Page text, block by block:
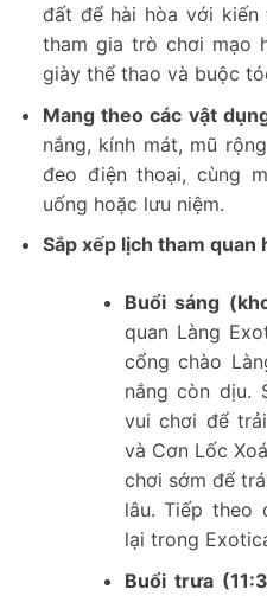
đất để hài hòa với kiến
tham gia trò chơi mạo
giày thể thao và buộc
Mang theo các vật
nắng, kính mát, mũ
đeo điện thoại, cùng
uống hoặc lưu niệm.
Sắp xếp lịch tham quan
Buổi sáng
quan Làng
cổng chào
nắng còn dịu.
vui chơi để
và Cơn Lốc
chơi sớm để
lâu. Tiếp theo
lại trong
Buổi trưa